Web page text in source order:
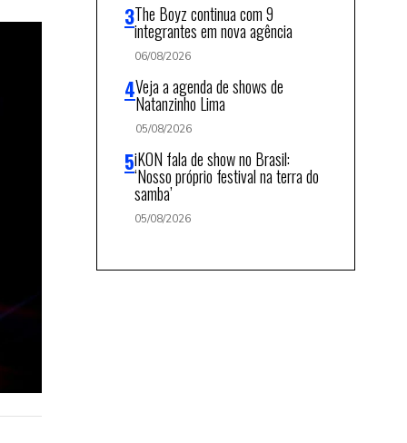
The Boyz continua com 9
integrantes em nova agência
06/08/2026
Veja a agenda de shows de
Natanzinho Lima
05/08/2026
iKON fala de show no Brasil:
‘Nosso próprio festival na terra do
samba’
05/08/2026